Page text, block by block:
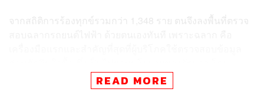
จากสถิติการร้องทุกข์รวมกว่า 1,348 ราย ตนจึงลงพื้นที่ตรวจ
อนุทิน ชาญวีรกูล นายกรัฐมนตรี ที่ให้ความสำคัญกับการ
คุ้มครองผู้บริโภค ควบคู่ไปกับการสนับสนุนการเติบโตของ
READ MORE